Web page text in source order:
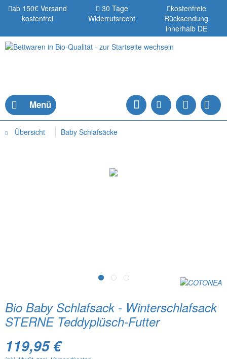
ab 150€ Versand
kostenfrei
30 Tage
Widerrufsrecht
kostenfreie
Rücksendung
innerhalb DE
Menü
Übersicht Baby Schlafsäcke
Bio Baby Schlafsack - Winterschlafsack
STERNE Teddyplüsch-Futter
119,95 €